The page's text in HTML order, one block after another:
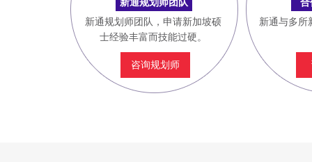
新通规划师团队
新通规划师团队，申请新加坡硕
士经验丰富而技能过硬。
咨询规划师
合
新通与多所